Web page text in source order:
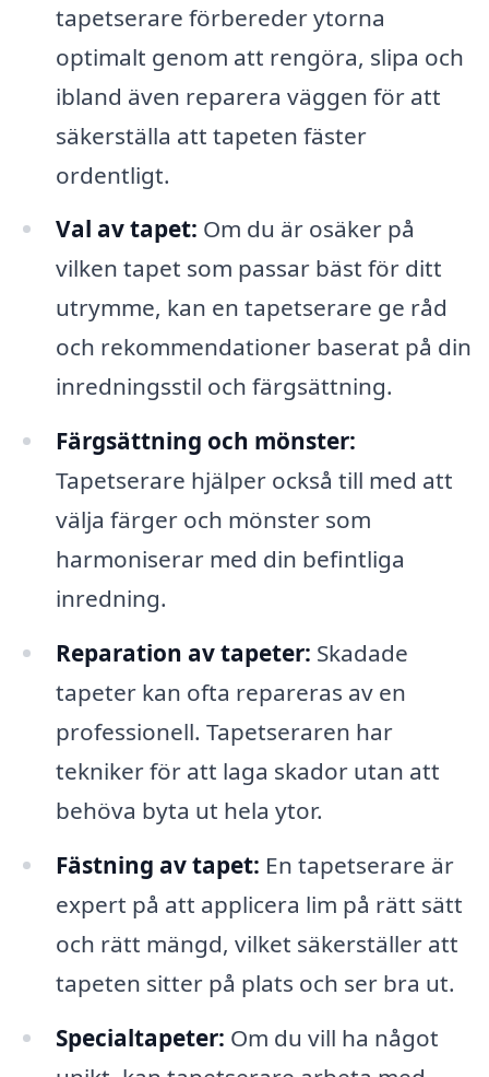
tapetserare förbereder ytorna
optimalt genom att rengöra, slipa och
ibland även reparera väggen för att
säkerställa att tapeten fäster
ordentligt.
Val av tapet: Om du är osäker på
vilken tapet som passar bäst för ditt
utrymme, kan en tapetserare ge råd
och rekommendationer baserat på din
inredningsstil och färgsättning.
Färgsättning och mönster:
Tapetserare hjälper också till med att
välja färger och mönster som
harmoniserar med din befintliga
inredning.
Reparation av tapeter: Skadade
tapeter kan ofta repareras av en
professionell. Tapetseraren har
tekniker för att laga skador utan att
behöva byta ut hela ytor.
Fästning av tapet: En tapetserare är
expert på att applicera lim på rätt sätt
och rätt mängd, vilket säkerställer att
tapeten sitter på plats och ser bra ut.
Specialtapeter: Om du vill ha något